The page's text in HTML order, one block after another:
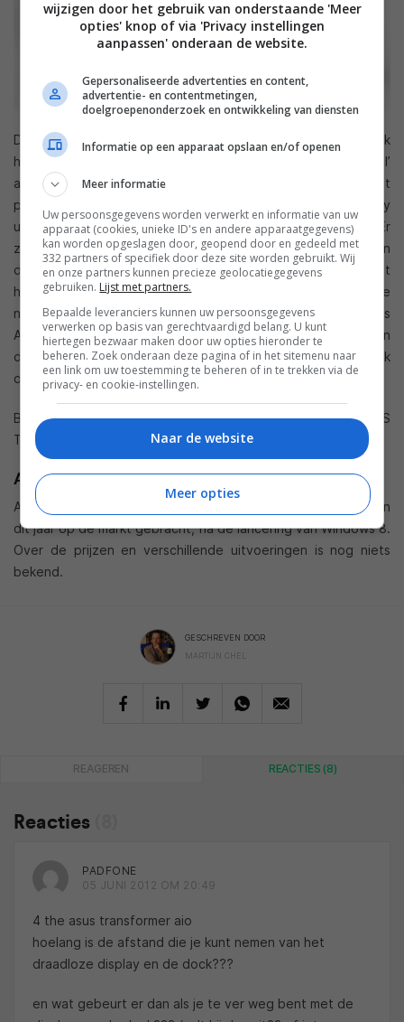
De ASUS Transformer All in One
(AiO) kunnen we eigenlijk
het minst al tablet bestempelen maar toch is het een ‘mobiel’
apparaat met touchscreen. In eerste instantie ziet dit
product eruit als een desktop PC, maar zodra je het display
uit het dock houdt hou je in principe een grote tablet over. Er
zit wel en nadeel aan want eigenlijk gaat het om een
draadloos display dan nog steeds moet communiceren met
het dock. Je kunt deze 18.4 inch tablet dus niet overal mee
naar toe nemen. Daarnaast kun je zowel Windows 8 als
Android op deze computer draaien en het schakelen tussen
deze twee besturingssystemen kan middels een simpele druk
op de knop.
Bekijkhiereen video en meer informatie over de ASUS
Transformer AiO.
ASUS Windows 8 tablets
Al bovenstaande modellen worden in het vierde kwartaal van
dit jaar op de markt gebracht, na de lancering van Windows 8.
Over de prijzen en verschillende uitvoeringen is nog niets
bekend.
GESCHREVEN DOOR
MARTIJN CHEL
REAGEREN REACTIES (8)
Reacties
PADFONE
05 JUNI 2012 OM 20:49
4 the asus transformer aio
hoelang is de afstand die je kunt nemen van het
draadloze display en de dock???
en wat gebeurt er dan als je te ver weg bent met de
wijzigen door het gebruik van onderstaande 'Meer
opties' knop of via 'Privacy instellingen
aanpassen' onderaan de website.
Gepersonaliseerde advertenties en content,
advertentie- en contentmetingen,
doelgroepenonderzoek en ontwikkeling van diensten
Informatie op een apparaat opslaan en/of openen
Meer informatie
Uw persoonsgegevens worden verwerkt en informatie van uw
apparaat (cookies, unieke ID's en andere apparaatgegevens)
kan worden opgeslagen door, geopend door en gedeeld met
332 partners of specifiek door deze site worden gebruikt. Wij
en onze partners kunnen precieze geolocatiegegevens
gebruiken. Lijst met partners.
Bepaalde leveranciers kunnen uw persoonsgegevens
verwerken op basis van gerechtvaardigd belang. U kunt
hiertegen bezwaar maken door uw opties hieronder te
beheren. Zoek onderaan deze pagina of in het sitemenu naar
een link om uw toestemming te beheren of in te trekken via de
privacy- en cookie-instellingen.
Naar de website
Meer opties